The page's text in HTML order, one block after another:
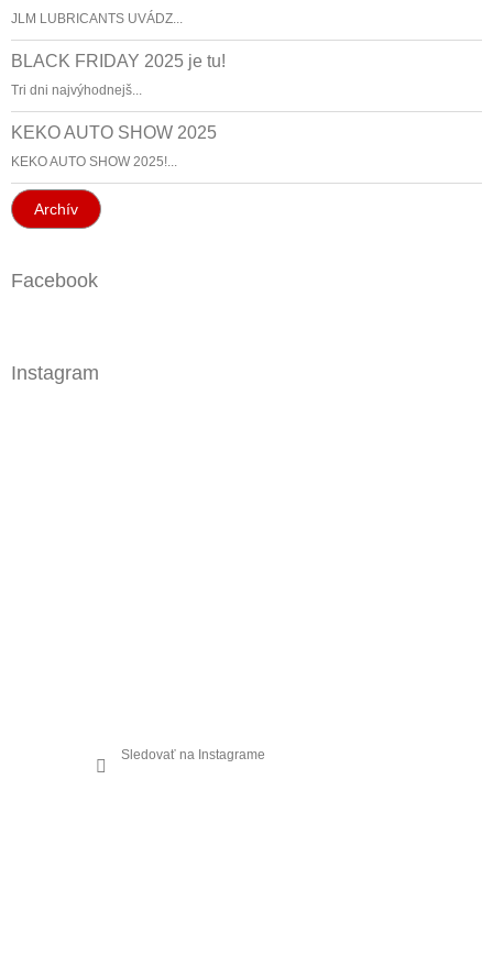
JLM LUBRICANTS UVÁDZ...
BLACK FRIDAY 2025 je tu!
Tri dni najvýhodnejš...
KEKO AUTO SHOW 2025
KEKO AUTO SHOW 2025!...
Archív
Facebook
Instagram
Sledovať na Instagrame